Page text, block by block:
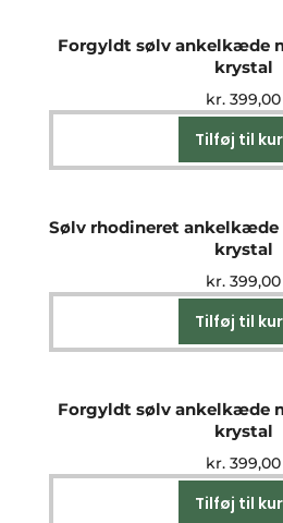
Forgyldt sølv ankelkæde
krystal
kr. 399,00
Tilføj til
Sølv rhodineret ankelkæde
krystal
kr. 399,00
Tilføj til
Forgyldt sølv ankelkæde
krystal
kr. 399,00
Tilføj til